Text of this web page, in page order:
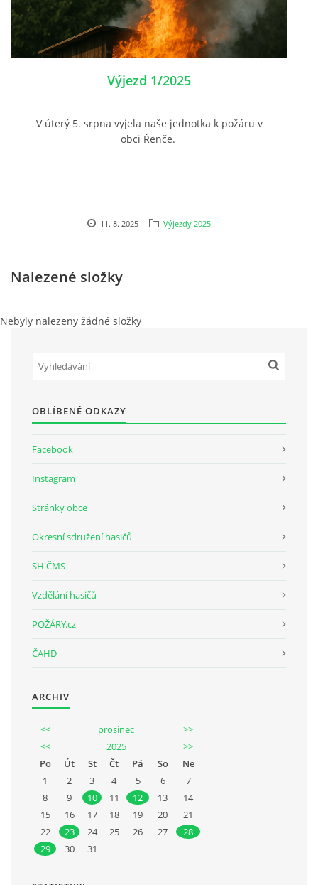
Výjezd 1/2025
V úterý 5. srpna vyjela naše jednotka k požáru v
obci Řenče.
11. 8. 2025 Výjezdy 2025
Nalezené složky
Nebyly nalezeny žádné složky
OBLÍBENÉ ODKAZY
Facebook
Instagram
Stránky obce
Okresní sdružení hasičů
SH ČMS
Vzdělání hasičů
POŽÁRY.cz
ČAHD
ARCHIV
<< prosinec
>>
<<
2025
>>
Po
Út St Čt Pá So
Ne
1
2 3 4 5 6
7
8
9 10 11 12 13
14
15
16 17 18 19 20
21
22
23 24 25 26 27
28
29
30 31